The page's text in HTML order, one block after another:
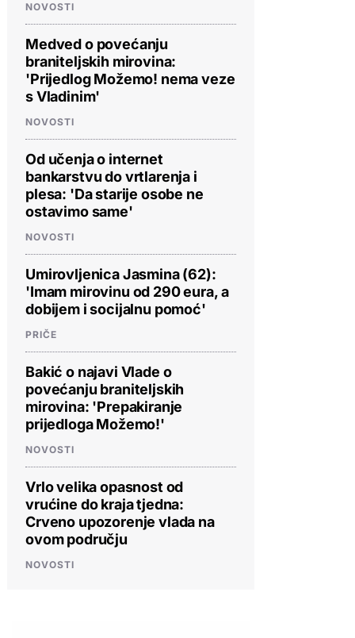
NOVOSTI
Medved o povećanju
braniteljskih mirovina:
'Prijedlog Možemo! nema veze
s Vladinim'
NOVOSTI
Od učenja o internet
bankarstvu do vrtlarenja i
plesa: 'Da starije osobe ne
ostavimo same'
NOVOSTI
Umirovljenica Jasmina (62):
'Imam mirovinu od 290 eura, a
dobijem i socijalnu pomoć'
PRIČE
Bakić o najavi Vlade o
povećanju braniteljskih
mirovina: 'Prepakiranje
prijedloga Možemo!'
NOVOSTI
Vrlo velika opasnost od
vrućine do kraja tjedna:
Crveno upozorenje vlada na
ovom području
NOVOSTI